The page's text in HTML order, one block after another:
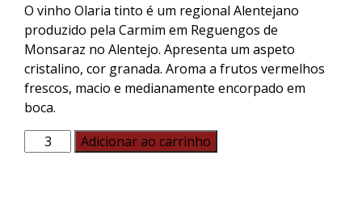
O vinho Olaria tinto é um regional Alentejano
produzido pela Carmim em Reguengos de
Monsaraz no Alentejo. Apresenta um aspeto
cristalino, cor granada. Aroma a frutos vermelhos
frescos, macio e medianamente encorpado em
boca.
Adicionar ao carrinho